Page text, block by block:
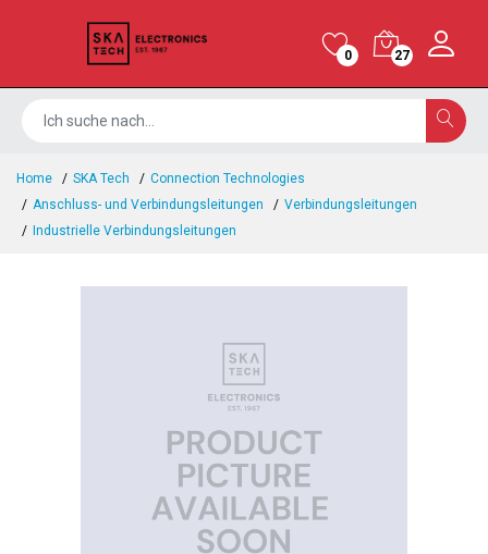
0 27
Home SKA Tech
Connection Technologies
Anschluss- und Verbindungsleitungen
Verbindungsleitungen
Industrielle Verbindungsleitungen